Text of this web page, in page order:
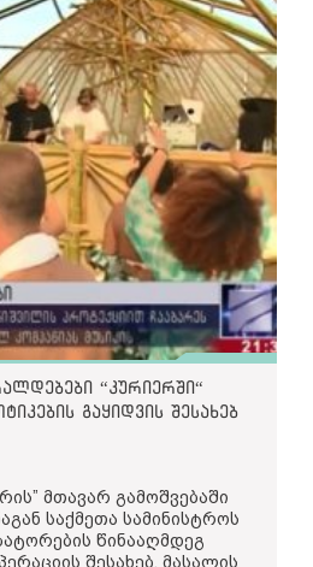
“კურიერში“
გაყიდვის შესახებ
მთავარ გამოშვებაში
საქმეთა სამინისტროს
წინააღმდეგ
შესახებ. მასალის